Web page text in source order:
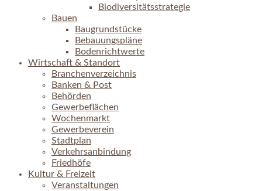
Biodiversitätsstrategie
Bauen
Baugrundstücke
Bebauungspläne
Bodenrichtwerte
Wirtschaft & Standort
Branchenverzeichnis
Banken & Post
Behörden
Gewerbeflächen
Wochenmarkt
Gewerbeverein
Stadtplan
Verkehrsanbindung
Friedhöfe
Kultur & Freizeit
Veranstaltungen